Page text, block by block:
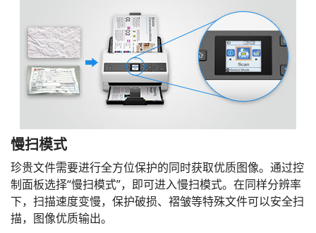
慢扫模式
珍贵文件需要进行全方位保护的同时获取优质图像。通过控
制面板选择“慢扫模式”，即可进入慢扫模式。在同样分辨率
下，扫描速度变慢，保护破损、褶皱等特殊文件可以安全扫
描，图像优质输出。